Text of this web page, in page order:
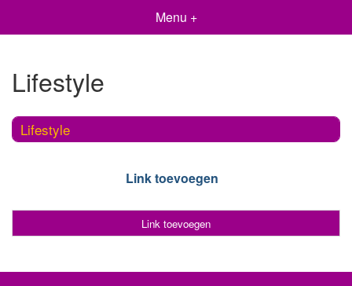
Menu +
Lifestyle
Lifestyle
Link toevoegen
Link toevoegen